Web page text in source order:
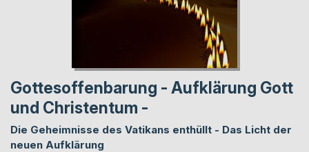
Gottesoffenbarung - Aufklärung Gott
und Christentum -
Die Geheimnisse des Vatikans enthüllt - Das Licht der
neuen Aufklärung